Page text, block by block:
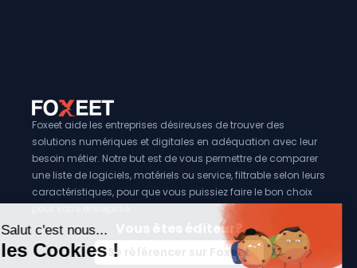
Foxeet aide les entreprises désireuses de trouver des
solutions numériques et digitales en adéquation avec leur
besoin métier. Notre but est de vous permettre de comparer
une liste de logiciels, matériels ou service, filtrable selon leurs
caractéristiques, pour que vous puissiez faire le bon choix
Vous êtes éditeur?
Se référencer sur Foxeet